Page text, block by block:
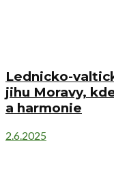
Lednicko-
jihu Moravy,
a harmonie
2.6.2025